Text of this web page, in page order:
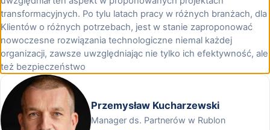
transformacyjnych. Po tylu latach pracy w różnych branżach, dla
Klientów o różnych potrzebach, jest w stanie zaproponować
nowoczesne rozwiązania technologiczne niemal każdej
organizacji, zawsze uwzględniając nie tylko ich efektywność, ale
też bezpieczeństwo
Przemysław Kucharzewski
Manager ds. Partnerów w Rublon